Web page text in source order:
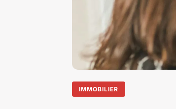
IMMOBILIER